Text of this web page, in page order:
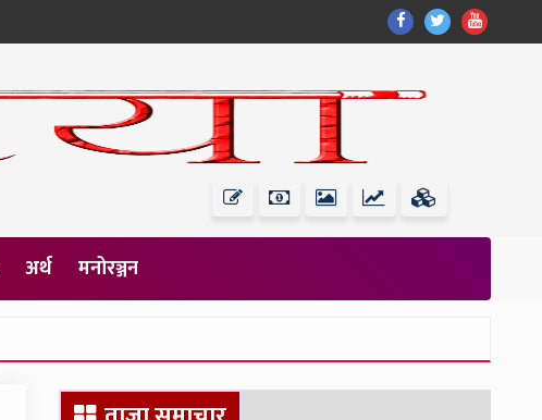
Find
Us
Facebook
Find
Us
Find
Us
अर्थ मनोरञ्जन
Secondary